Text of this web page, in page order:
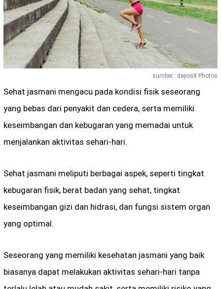
sumber : deposit Photos
Sehat jasmani mengacu pada kondisi fisik seseorang
yang bebas dari penyakit dan cedera, serta memiliki
keseimbangan dan kebugaran yang memadai untuk
menjalankan aktivitas sehari-hari.
Sehat jasmani meliputi berbagai aspek, seperti tingkat
kebugaran fisik, berat badan yang sehat, tingkat
keseimbangan gizi dan hidrasi, dan fungsi sistem organ
yang optimal.
Seseorang yang memiliki kesehatan jasmani yang baik
biasanya dapat melakukan aktivitas sehari-hari tanpa